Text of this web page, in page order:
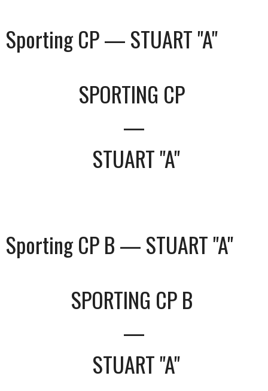
Sporting CP — STUART "A"
SPORTING CP
—
STUART "A"
Sporting CP B — STUART "A"
SPORTING CP B
—
STUART "A"